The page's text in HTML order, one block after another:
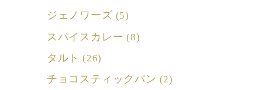
ジェノワーズ (5)
スパイスカレー (8)
タルト (26)
チョコスティックパン (2)